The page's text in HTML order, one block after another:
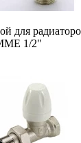
для
1/2"